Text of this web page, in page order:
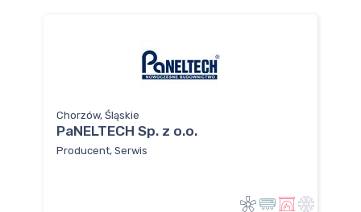
Chorzów, Śląskie
PaNELTECH Sp. z o.o.
Producent, Serwis